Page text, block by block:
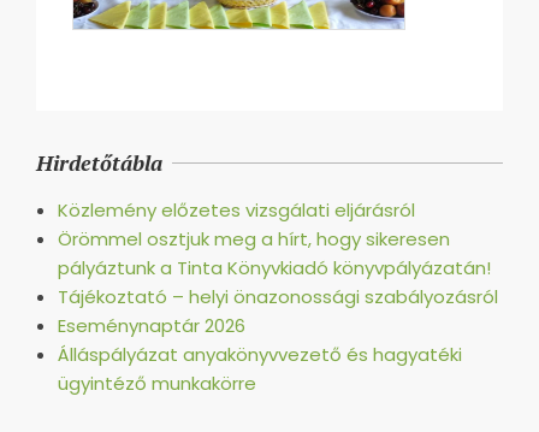
15
Hirdetőtábla
Közlemény előzetes vizsgálati eljárásról
Örömmel osztjuk meg a hírt, hogy sikeresen
pályáztunk a Tinta Könyvkiadó könyvpályázatán!
Tájékoztató – helyi önazonossági szabályozásról
Eseménynaptár 2026
Álláspályázat anyakönyvvezető és hagyatéki
ügyintéző munkakörre